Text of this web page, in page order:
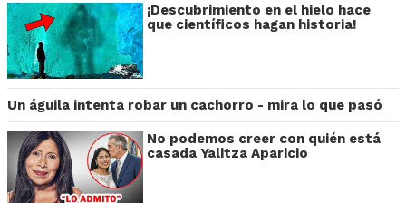
¡Descubrimiento en el hielo hace
que científicos hagan historia!
Un águila intenta robar un cachorro - mira lo que pasó
No podemos creer con quién está
casada Yalitza Aparicio